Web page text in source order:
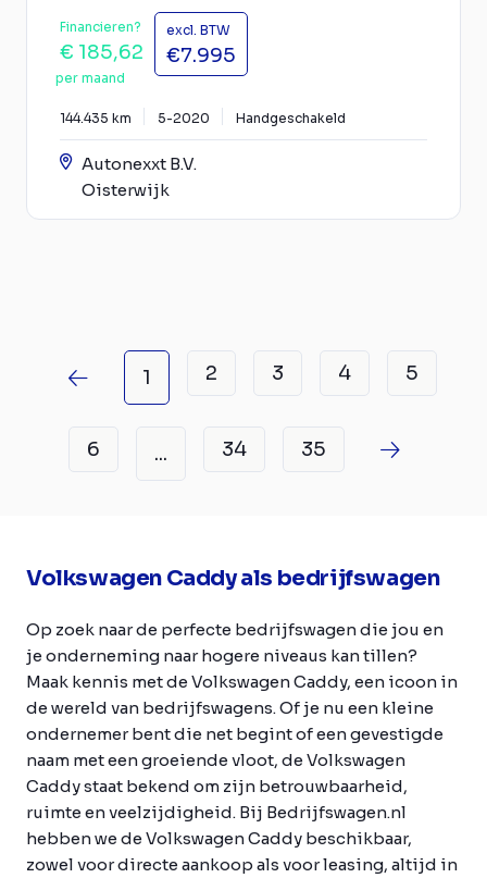
Financieren?
€ 185,62
per maand
excl. BTW
€7.995
144.435 km 5-2020 Handgeschakeld
Autonexxt B.V.
Oisterwijk
1 2 3 4 5
6 ... 34 35
Volkswagen Caddy als bedrijfswagen
Op zoek naar de perfecte bedrijfswagen die jou en
je onderneming naar hogere niveaus kan tillen?
Maak kennis met de Volkswagen Caddy, een icoon in
de wereld van bedrijfswagens. Of je nu een kleine
ondernemer bent die net begint of een gevestigde
naam met een groeiende vloot, de Volkswagen
Caddy staat bekend om zijn betrouwbaarheid,
ruimte en veelzijdigheid. Bij Bedrijfswagen.nl
hebben we de Volkswagen Caddy beschikbaar,
zowel voor directe aankoop als voor leasing, altijd in